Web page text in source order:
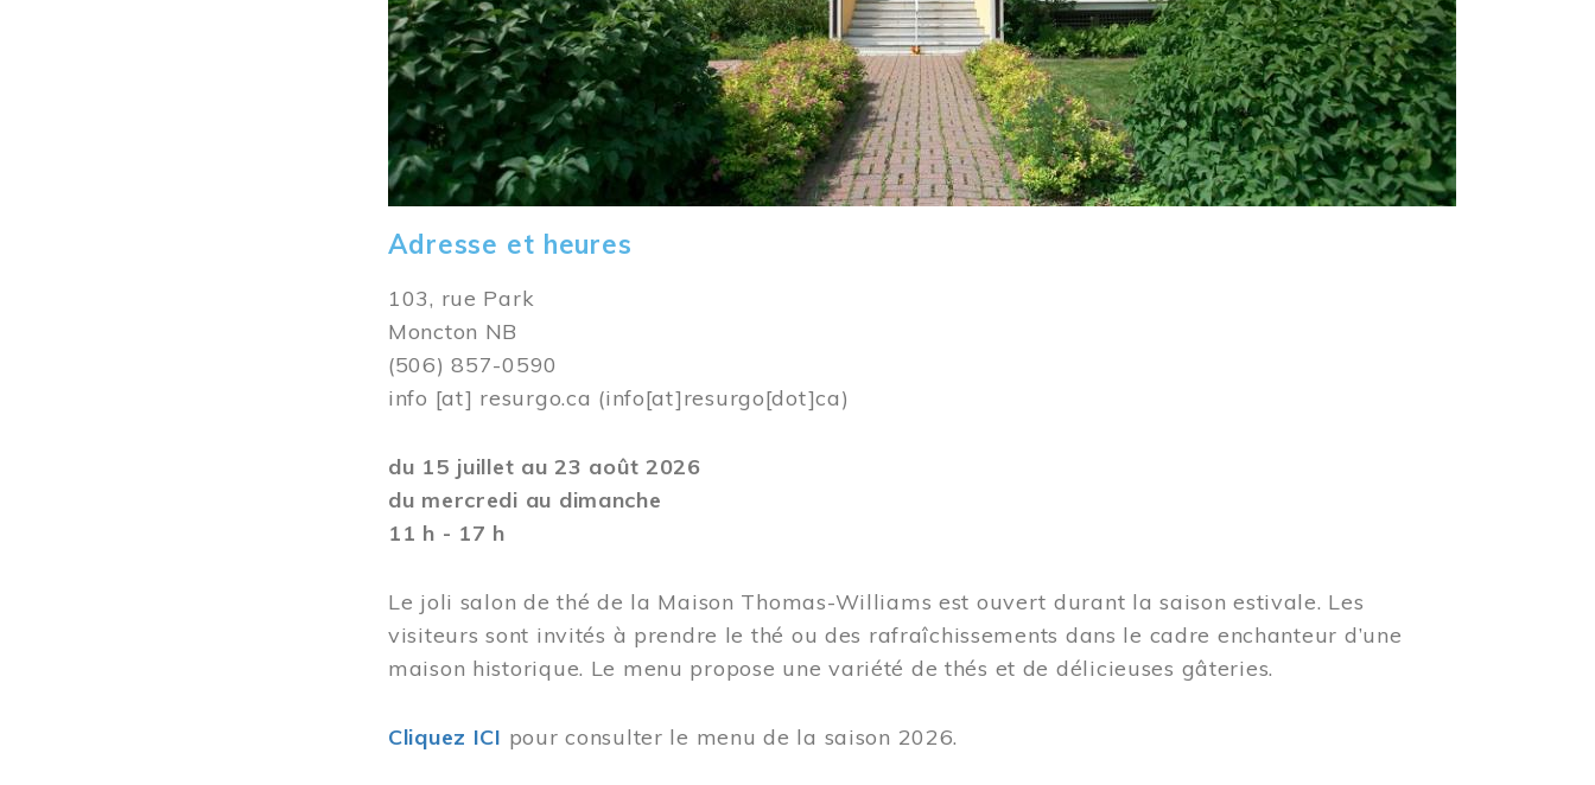
Adresse et heures
103, rue Park
Moncton NB
(506) 857-0590
info [at] resurgo.ca (info[at]resurgo[dot]ca)
du 15 juillet au 23 août 2026
du mercredi au dimanche
11 h - 17 h
Le joli salon de thé de la Maison Thomas-Williams est ouvert durant la saison estivale. Les
visiteurs sont invités à prendre le thé ou des rafraîchissements dans le cadre enchanteur d’une
maison historique. Le menu propose une variété de thés et de délicieuses gâteries.
Cliquez ICI pour consulter le menu de la saison 2026.